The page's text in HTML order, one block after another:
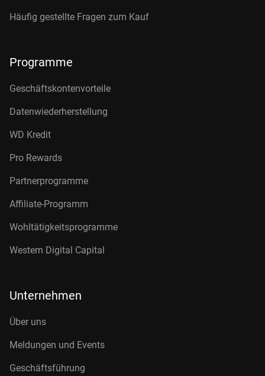
Häufig gestellte Fragen zum Kauf
Programme
Geschäftskontenvorteile
Datenwiederherstellung
WD Kredit
Pro Rewards
Partnerprogramme
Affiliate-Programm
Wohltätigkeitsprogramme
Western Digital Capital
Unternehmen
Über uns
Meldungen und Events
Geschäftsführung